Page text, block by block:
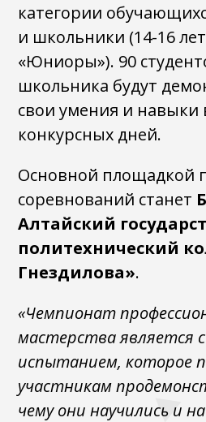
категории
и школьники (14-16
«Юниоры»). 90
школьника будут
свои умения и навыки
конкурсных дней.
Основной площадкой
соревнований станет
Алтайский
политехнический
Гнездилова».
«Чемпионат
мастерства является
испытанием, которое
участникам
чему они научились и